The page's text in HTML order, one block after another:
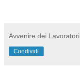
Avvenire dei Lavoratori
Condividi